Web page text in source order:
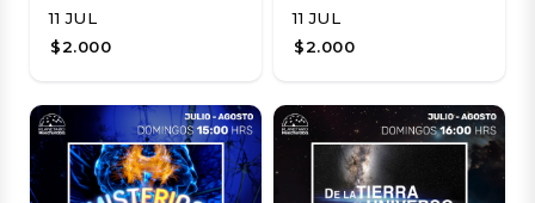
11 JUL
$2.000
11 JUL
$2.000